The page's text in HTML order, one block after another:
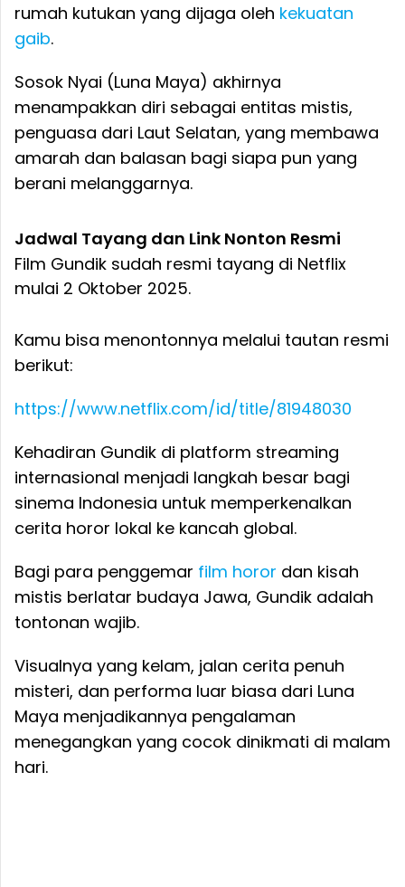
rumah kutukan yang dijaga oleh kekuatan
gaib.
Sosok Nyai (Luna Maya) akhirnya
menampakkan diri sebagai entitas mistis,
penguasa dari Laut Selatan, yang membawa
amarah dan balasan bagi siapa pun yang
berani melanggarnya.
Jadwal Tayang dan Link Nonton Resmi
Film Gundik sudah resmi tayang di Netflix
mulai 2 Oktober 2025.
Kamu bisa menontonnya melalui tautan resmi
berikut:
https://www.netflix.com/id/title/81948030
Kehadiran Gundik di platform streaming
internasional menjadi langkah besar bagi
sinema Indonesia untuk memperkenalkan
cerita horor lokal ke kancah global.
Bagi para penggemar film horor dan kisah
mistis berlatar budaya Jawa, Gundik adalah
tontonan wajib.
Visualnya yang kelam, jalan cerita penuh
misteri, dan performa luar biasa dari Luna
Maya menjadikannya pengalaman
menegangkan yang cocok dinikmati di malam
hari.